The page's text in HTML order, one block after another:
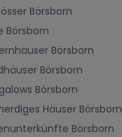
Börsborn
Börsborn
Börsborn
Börsborn
Börsborn
Häuser Börsborn
Börsborn